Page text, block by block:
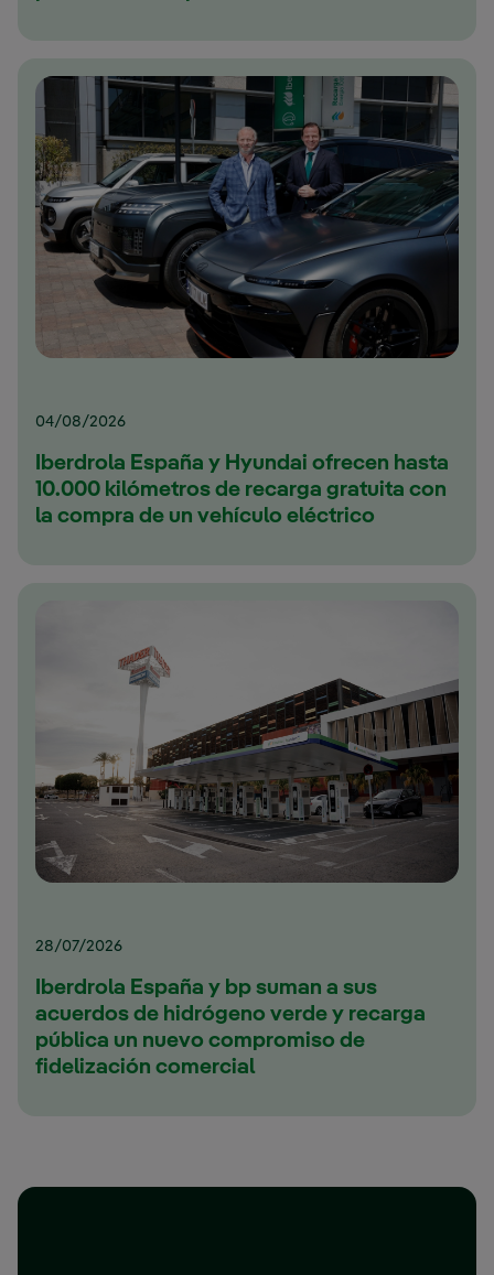
04/08/2026
Iberdrola España y Hyundai ofrecen hasta
10.000 kilómetros de recarga gratuita con
la compra de un vehículo eléctrico
28/07/2026
Iberdrola España y bp suman a sus
acuerdos de hidrógeno verde y recarga
pública un nuevo compromiso de
fidelización comercial